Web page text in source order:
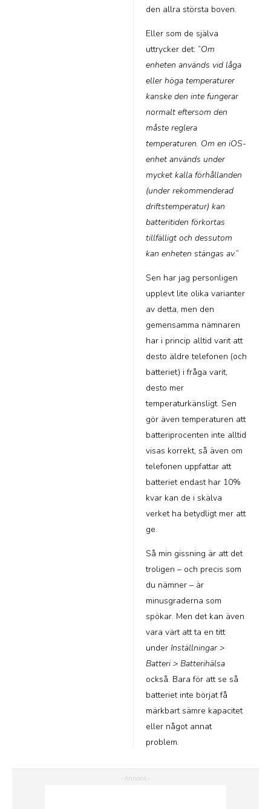
den allra största boven.
Eller som de själva
uttrycker det: ”Om
enheten används vid låga
eller höga temperaturer
kanske den inte fungerar
normalt eftersom den
måste reglera
temperaturen. Om en iOS-
enhet används under
mycket kalla förhållanden
(under rekommenderad
driftstemperatur) kan
batteritiden förkortas
tillfälligt och dessutom
kan enheten stängas av.”
Sen har jag personligen
upplevt lite olika varianter
av detta, men den
gemensamma nämnaren
har i princip alltid varit att
desto äldre telefonen (och
batteriet) i fråga varit,
desto mer
temperaturkänsligt. Sen
gör även temperaturen att
batteriprocenten inte alltid
visas korrekt, så även om
telefonen uppfattar att
batteriet endast har 10%
kvar kan de i skälva
verket ha betydligt mer att
ge.
Så min gissning är att det
troligen – och precis som
du nämner – är
minusgraderna som
spökar. Men det kan även
vara värt att ta en titt
under Inställningar >
Batteri > Batterihälsa
också. Bara för att se så
batteriet inte börjat få
märkbart sämre kapacitet
eller något annat
problem.